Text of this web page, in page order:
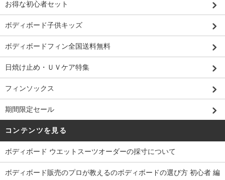
お得な初心者セット
ボディボード子供キッズ
ボディボードフィン全国送料無料
日焼け止め・ＵＶケア特集
フィンソックス
期間限定セール
コンテンツを見る
ボディボード ウエットスーツオーダーの採寸について
ボディボード販売のプロが教えるのボディボードの選び方 初心者 編